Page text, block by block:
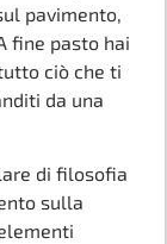
pavimento,
fine pasto hai
ciò che ti
da una
di filosofia
sulla